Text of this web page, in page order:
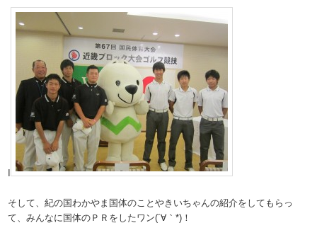
そして、紀の国わかやま国体のことやきいちゃんの紹介をしてもらっ
て、みんなに国体のＰＲをしたワン(´∀｀*)！